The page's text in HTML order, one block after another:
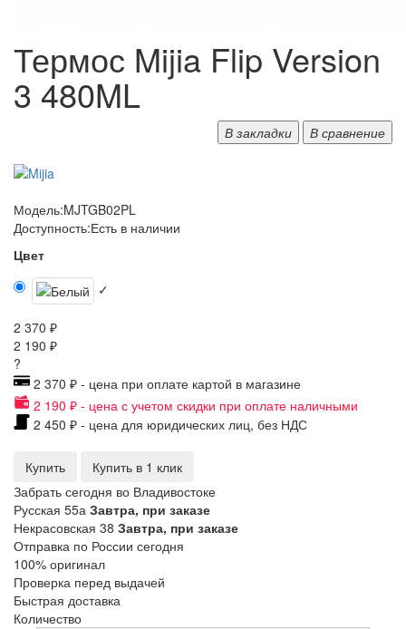
Термос Mijia Flip Version
3 480ML
В закладки В сравнение
Модель:MJTGB02PL
Доступность:Есть в наличии
Цвет
✓
2 370 ₽
2 190 ₽
?
2 370 ₽ - цена при оплате картой в магазине
2 190 ₽ - цена с учетом скидки при оплате наличными
2 450 ₽ - цена для юридических лиц, без НДС
Купить
Купить в 1 клик
Забрать сегодня во Владивостоке
Русская 55а Завтра, при заказе
Некрасовская 38 Завтра, при заказе
Отправка по России сегодня
100% оригинал
Проверка перед выдачей
Быстрая доставка
Количество